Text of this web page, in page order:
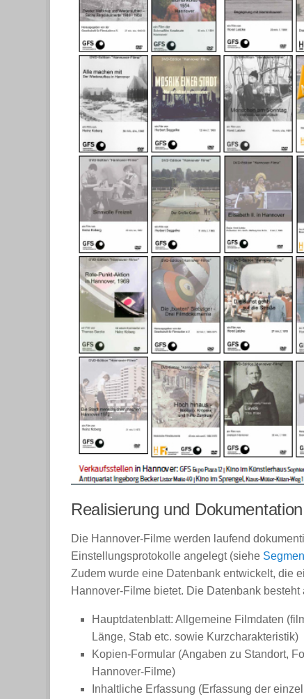
Realisierung und Dokumentation
Die Hannover-Filme werden laufend
Einstellungsprotokolle angelegt (siehe
Zudem wurde eine Datenbank entwickelt, die
Hannover-Filme bietet. Die Datenbank
Hauptdatenblatt: Allgemeine Filmdaten
Länge, Stab etc. sowie Kurzcharakteristik)
Kopien-Formular (Angaben zu Standort,
Hannover-Filme)
Inhaltliche Erfassung (Erfassung der